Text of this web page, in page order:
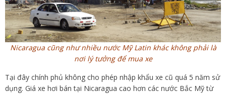
Nicaragua cũng như nhiều nước Mỹ Latin khác không phải là
nơi lý tưởng để mua xe
Tại đây chính phủ không cho phép nhập khẩu xe cũ quá 5 năm sử
dụng. Giá xe hơi bán tại Nicaragua cao hơn các nước Bắc Mỹ từ